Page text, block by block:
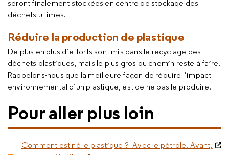
seront finalement stockées en centre de stockage des
déchets ultimes.
Réduire la production de plastique
De plus en plus d’efforts sont mis dans le recyclage des
déchets plastiques, mais le plus gros du chemin reste à faire.
Rappelons-nous que la meilleure façon de réduire l’impact
environnemental d’un plastique, est de ne pas le produire.
Pour aller plus loin
Comment est né le plastique ? "Avec le pétrole. Avant,